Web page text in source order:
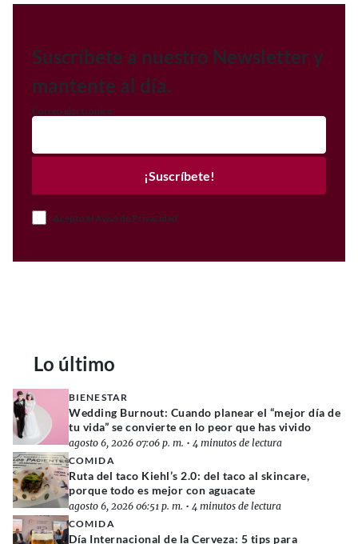
Suscríbete a nuestro Newsletter y
mantente al día.
Correo electrónico
¡Suscríbete!
Acepto el Aviso de Privacidad
Lo último
BIENESTAR
Wedding Burnout: Cuando planear el “mejor día de
tu vida” se convierte en lo peor que has vivido
agosto 6, 2026 07:06 p. m. • 4 minutos de lectura
COMIDA
Ruta del taco Kiehl’s 2.0: del taco al skincare,
porque todo es mejor con aguacate
agosto 6, 2026 06:51 p. m. • 4 minutos de lectura
COMIDA
Día Internacional de la Cerveza: 5 tips para